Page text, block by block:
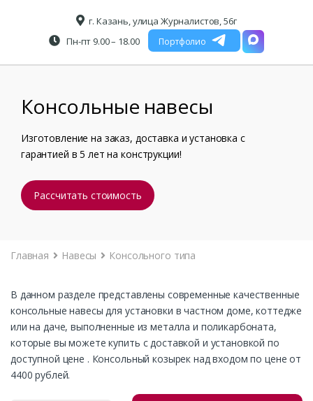
г. Казань, улица Журналистов, 56г
Пн-пт 9.00 – 18.00
Портфолио
Консольные навесы
Изготовление на заказ, доставка и установка с
гарантией в 5 лет на конструкции!
Рассчитать стоимость
Главная Навесы Консольного типа
В данном разделе представлены современные качественные
консольные навесы для установки в частном доме, коттедже
или на даче, выполненные из металла и поликарбоната,
которые вы можете купить с доставкой и установкой по
доступной цене . Консольный козырек над входом по цене от
4400 рублей.